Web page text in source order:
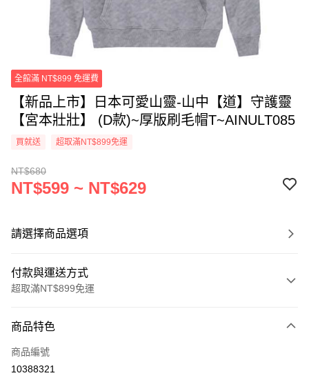
全館滿 NT$899 免運費
【新品上市】日本可愛山靈-山中【道】守護靈
【宮本壯壯】 (D款)~厚版刷毛帽T~AINULT085
買就送 超取滿NT$899免運
NT$680
NT$599 ~ NT$629
請選擇商品選項
付款與運送方式
超取滿NT$899免運
信用卡一次付款
信用卡分期付款
商品特色
商品編號
10388321